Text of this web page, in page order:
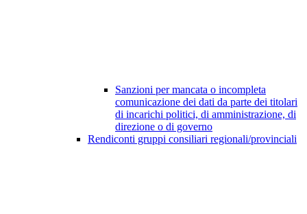
Sanzioni per mancata o incompleta
comunicazione dei dati da parte dei titolari
di incarichi politici, di amministrazione, di
direzione o di governo
Rendiconti gruppi consiliari regionali/provinciali